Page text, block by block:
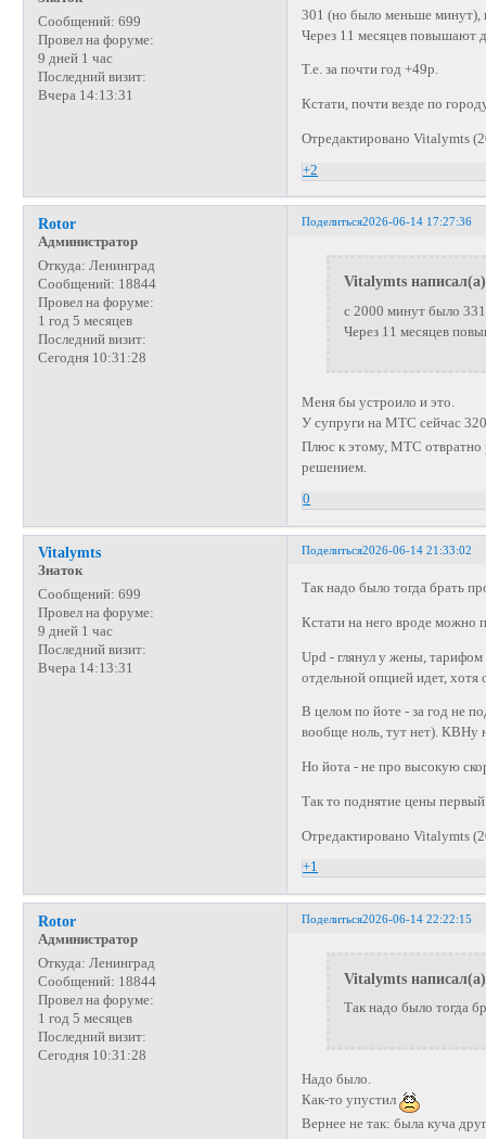
Сообщений: 699
Провел на форуме:
9 дней 1 час
Последний визит:
Вчера 14:13:31
301 (но было меньше минут),
Через 11 месяцев повышают
Т.е. за почти год +49р.
Кстати, почти везде по
Отредактировано Vitalymts
+2
Поделиться2026-06-14 17:27:36
Rotor
Администратор
Откуда: Ленинград
Сообщений: 18844
Провел на форуме:
1 год 5 месяцев
Последний визит:
Сегодня 10:31:28
Vitalymts
с 2000 минут было 331
Через 11 месяцев
Меня бы устроило и это.
У супруги на МТС сейчас
Плюс к этому, МТС отвратно
решением.
0
Поделиться2026-06-14 21:33:02
Vitalymts
Знаток
Сообщений: 699
Провел на форуме:
9 дней 1 час
Последний визит:
Вчера 14:13:31
Так надо было тогда брать
Кстати на него вроде можно
Upd - глянул у жены,
отдельной опцией идет, хотя
В целом по йоте - за год не
вообще ноль, тут нет). КВНу
Но йота - не про высокую
Так то поднятие цены
Отредактировано Vitalymts
+1
Поделиться2026-06-14 22:22:15
Rotor
Администратор
Откуда: Ленинград
Сообщений: 18844
Провел на форуме:
1 год 5 месяцев
Последний визит:
Сегодня 10:31:28
Vitalymts
Так надо было тогда
Надо было.
Как-то упустил
Вернее не так: была куча